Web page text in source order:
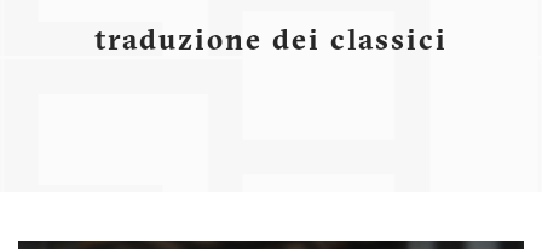
traduzione dei classici